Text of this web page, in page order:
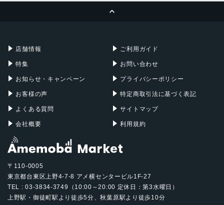
店舗情報
特集
お知らせ・キャンペーン
お客様の声
よくある質問
会社概要
ご利用ガイド
お問い合わせ
プライバシーポリシー
特定商取引法に基づく表記
サイトマップ
利用規約
〒110-0005
東京都台東区上野4-7-8 アメ横センタービル1F-27
TEL : 03-3834-3749（10:00～20:00 定休日：第3水曜日）
上野駅・御徒町駅より徒歩5分、秋葉原駅より徒歩10分